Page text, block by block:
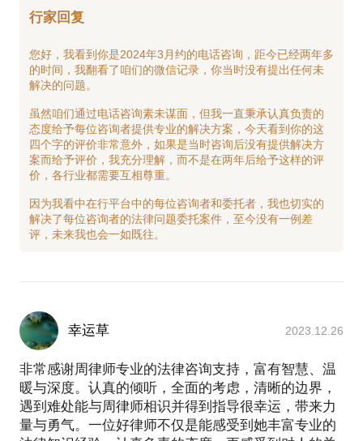
行家回复
您好，我看到你是2024年3月约的电话咨询，距今已经两年多
的时间，我翻看了咱们的微信记录，你当时没有提出任何未
解决的问题。
虽然咱们通过电话咨询素未谋面，但我一直秉承认真负责的
态度给予每位咨询者提供专业的解决方案，今天看到你的这
四个字的评价非常意外，如果是当时咨询后没有提供解决方
案而给予评价，我充分理解，而不是在两年后给予这样的评
价，各行业都需要互相尊重。
因为我看中在行平台中的每位咨询者和委托者，我也切实的
解决了每位咨询者的法律问题委托案件，至今没有一例差
幸运草 2023.12.26
非常感谢周律师专业的法律咨询支持，富有智慧、温
暖与深度。认真的倾听，全面的考虑，清晰的边界，
遇到难处能与周律师相识并得到指导很幸运，带来力
量与勇气。一位好律师不仅是能感受到她丰富专业的